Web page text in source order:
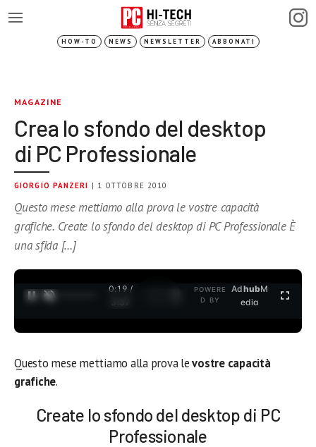
HOW-TO NEWS NEWSLETTER ABBONATI
MAGAZINE
Crea lo sfondo del desktop
di PC Professionale
GIORGIO PANZERI | 1 OTTOBRE 2010
Questo mese mettiamo alla prova le vostre capacità
grafiche. Create lo sfondo del desktop di PC Professionale È
una sfida […]
0:19 /
3:37
POWERE
D BY
AdhubM
edia
Questo mese mettiamo alla prova levostre capacità
grafiche.
Create lo sfondo del desktop di PC
Professionale